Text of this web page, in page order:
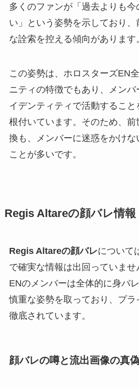
多くのファンが「過去よりも今
い」という姿勢を示しており
な詮索を控える傾向があります
この姿勢は、ホロスターズEN
ニティの特徴でもあり、メン
イデンティティで活動するこ
根付いています。そのため、前
換も、メンバーに迷惑をかけな
ことが多いです。
Regis Altareの顔バレ情報
Regis Altareの顔バレについて
で確実な情報は出回っていま
ENのメンバーは全体的に身バ
慎重な姿勢を取っており、プ
徹底されています。
顔バレの噂と流出画像の真